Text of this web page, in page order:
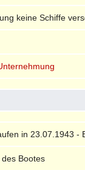
keine Schiffe
in 23.07.1943 -
Bootes